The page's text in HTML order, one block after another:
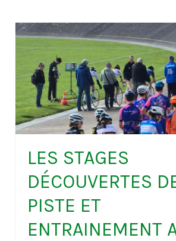
LES STAGES
DÉCOUVERTES
PISTE ET
ENTRAINEMENT